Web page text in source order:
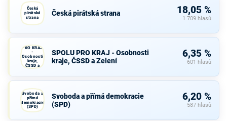
Česká
pirátská
strana
Česká pirátská strana 18,05 %
1 709 hlasů
PRO KRAJ
-
Osobnosti
kraje,
ČSSD a
Zelení
SPOLU PRO KRAJ - Osobnosti
kraje, ČSSD a Zelení
6,35 %
601 hlasů
Svoboda a
přímá
demokracie
(SPD)
Svoboda a přímá demokracie
(SPD)
6,20 %
587 hlasů